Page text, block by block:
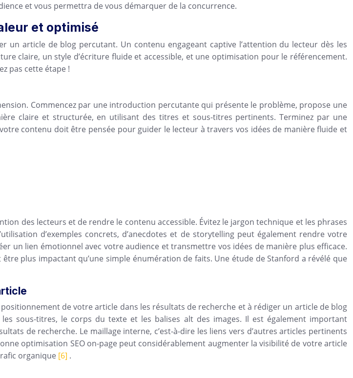
et vous permettra de vous démarquer de la concurrence.
et optimisé
article de blog percutant. Un contenu engageant captive l’attention du lecteur dès les
claire, un style d’écriture fluide et accessible, et une optimisation pour le référencement.
pas cette étape !
Commencez par une introduction percutante qui présente le problème, propose une
claire et structurée, en utilisant des titres et sous-titres pertinents. Terminez par une
contenu doit être pensée pour guider le lecteur à travers vos idées de manière fluide et
des lecteurs et de rendre le contenu accessible. Évitez le jargon technique et les phrases
d’exemples concrets, d’anecdotes et de storytelling peut également rendre votre
un lien émotionnel avec votre audience et transmettre vos idées de manière plus efficace.
plus impactant qu’une simple énumération de faits. Une étude de Stanford a révélé que
de votre article dans les résultats de recherche et à rédiger un article de blog
sous-titres, le corps du texte et les balises alt des images. Il est également important
de recherche. Le maillage interne, c’est-à-dire les liens vers d’autres articles pertinents
optimisation SEO on-page peut considérablement augmenter la visibilité de votre article
organique [6] .